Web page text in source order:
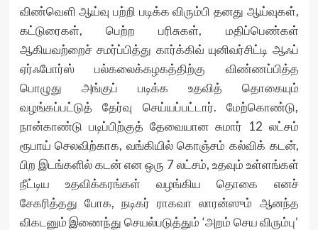
விண்வெளி ஆய்வு பற்றி படிக்க விரும்பி தனது ஆய்வுகள்,
கட்டுரைகள், பெற்ற பரிசுகள், மதிப்பெண்கள்
ஆகியவற்றைச் சமர்ப்பித்து கார்க்கிவ் யுனிவர்சிட்டி ஆஃப்
ஏர்ஃபோர்ஸ் பல்கலைக்கழகத்திற்கு விண்ணப்பித்த
பொழுது அங்குப் படிக்க உதவித் தொகையும்
வழங்கப்பட்டுத் தேர்வு செய்யப்பட்டார். மேற்கொண்டு,
நான்காண்டு படிப்பிற்குத் தேவையான சுமார் 12 லட்சம்
ரூபாய் செலவிற்காக, வங்கியில் கொஞ்சம் கல்விக் கடன்,
பிற இடங்களில் கடன் என ஒரு 7 லட்சம், உதவும் உள்ளங்கள்
நீட்டிய உதவிக்கரங்கள் வழங்கிய தொகை எனச்
சேகரித்தது போக, நடிகர் ராகவா லாரன்ஸும் ஆனந்த
விகடனும் இணைந்து செயல்படுத்தும் ‘அறம் செய விரும்பு’